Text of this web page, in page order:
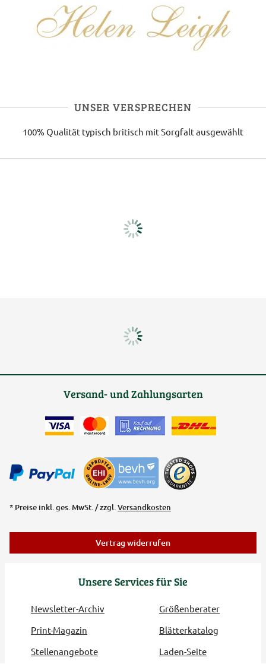
UNSER VERSPRECHEN
100% Qualität typisch britisch mit Sorgfalt ausgewählt
Unsere Services für Sie
Newsletter-Archiv
Größenberater
Print-Magazin
Blätterkatalog
Stellenangebote
Laden-Seite
Versand- und Zahlungsarten
* Preise inkl. ges. MwSt. / zzgl.Versandkosten
Vertrag widerrufen